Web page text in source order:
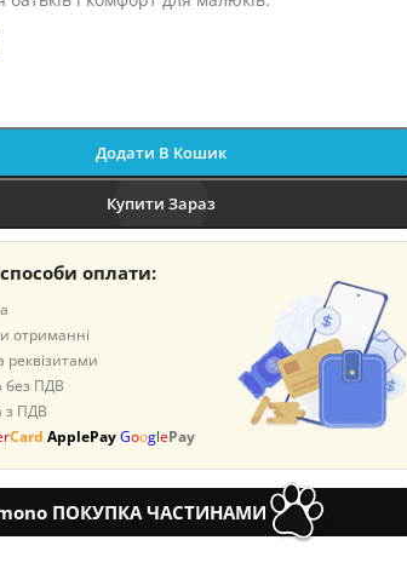
Додати В Кошик
Купити Зараз
оплати:
отриманні
без ПДВ
з ПДВ
Card ApplePay GooglePay
ПОКУПКА ЧАСТИНАМИ